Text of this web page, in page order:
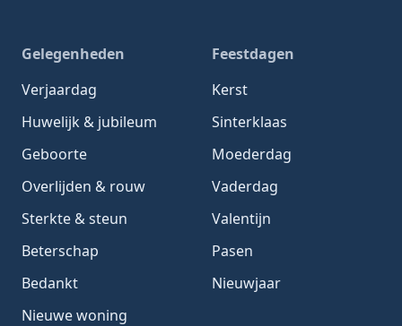
Gelegenheden
Verjaardag
Huwelijk & jubileum
Geboorte
Overlijden & rouw
Sterkte & steun
Beterschap
Bedankt
Nieuwe woning
Feestdagen
Kerst
Sinterklaas
Moederdag
Vaderdag
Valentijn
Pasen
Nieuwjaar